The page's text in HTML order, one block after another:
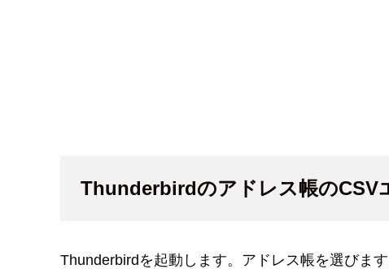
Thunderbirdのアドレス帳のCSV
Thunderbirdを起動します。アドレス帳を選びます